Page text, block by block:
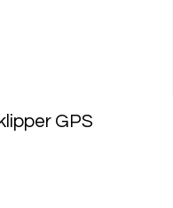
GPS